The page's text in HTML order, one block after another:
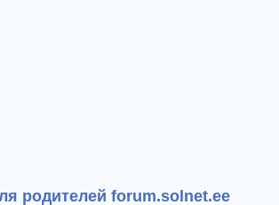
родителей forum.solnet.ee